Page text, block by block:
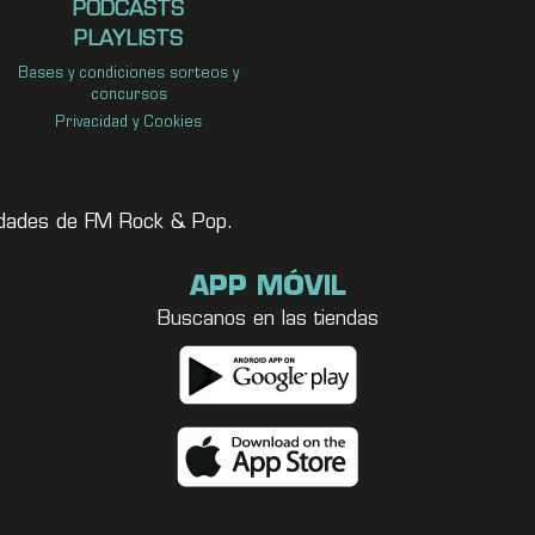
PODCASTS
PLAYLISTS
Bases y condiciones sorteos y
concursos
Privacidad y Cookies
de FM Rock & Pop.
APP MÓVIL
Buscanos en las tiendas